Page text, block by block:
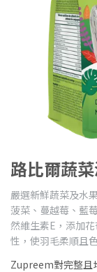
路比爾蔬
嚴選新鮮蔬菜及水
菠菜、蔓越莓、藍
然維生素E，添加
性，使羽毛柔順且
Zupreem對完整且